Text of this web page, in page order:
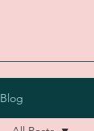
Blog